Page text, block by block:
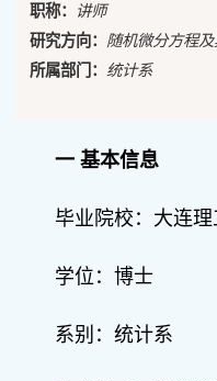
职称：
讲师
研究方向： 随机微分方程
所属部门： 统计系
一 基本信息
毕业院校：大连理
学位：博士
系别：统计系